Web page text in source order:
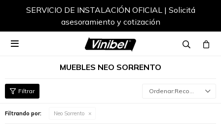
SERVICIO DE INSTALACIÓN OFICIAL | Solicitá
asesoramiento y cotización

MUEBLES NEO SORRENTO
Recomendados
Filtrando por: Neo Sorrento